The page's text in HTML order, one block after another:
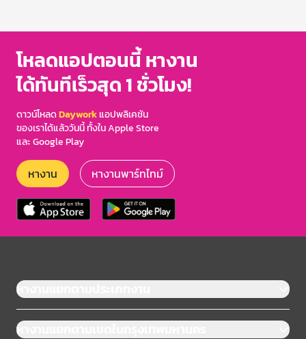
โหลดแอปตอนนี้ หางาน
ได้ทันทีเร็วสุด 1 ชั่วโมง!
ดาวน์โหลดDayworkแอปพลิเคชัน
ของเราได้แล้ววันนี้ ทั้งใน Apple Store
และ Google Play
หางาน หางานพาร์ทไทม์
หางานแยกตามประเภทงาน
หางานแยกตามเขตในกรุงเทพมหานคร